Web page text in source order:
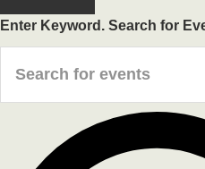
Enter Keyword. Search for